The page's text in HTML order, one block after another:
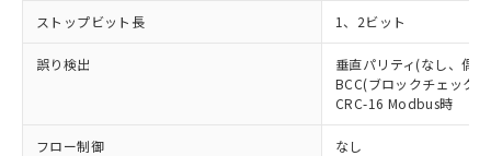
ストップビット長 1、2ビット
誤り検出
垂直パリティ(なし、偶
BCC(ブロックチェック
CRC-16 Modbus時
フロー制御 なし